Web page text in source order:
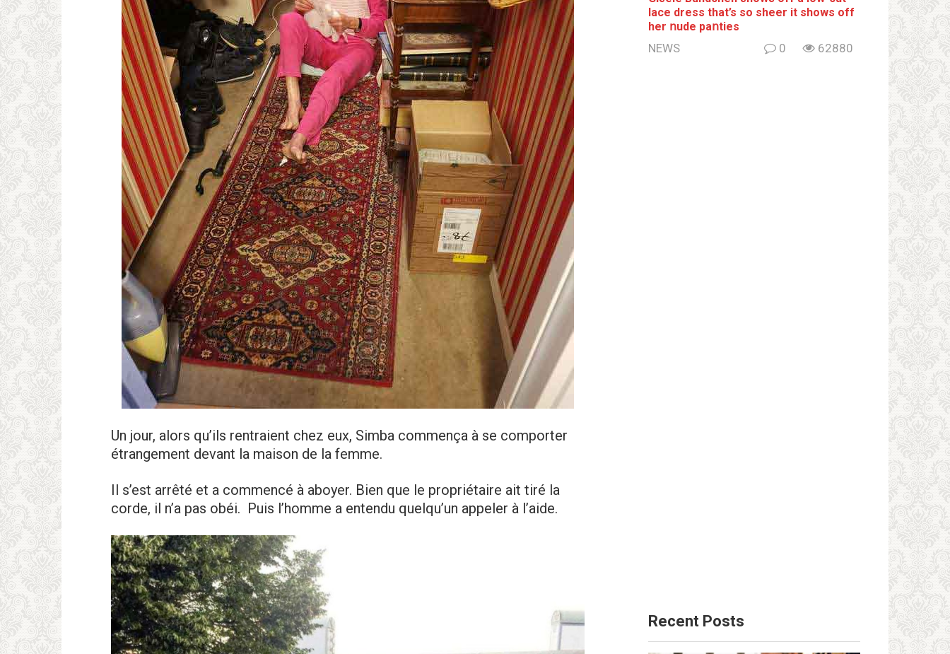
Un jour, alors qu’ils rentraient chez eux, Simba commença à se comporter
étrangement devant la maison de la femme.
Il s’est arrêté et a commencé à aboyer. Bien que le propriétaire ait tiré la
corde, il n’a pas obéi. Puis l’homme a entendu quelqu’un appeler à l’aide.
lace dress that’s so sheer it shows off
her ոude paոties
NEWS 0 62880
Recent Posts